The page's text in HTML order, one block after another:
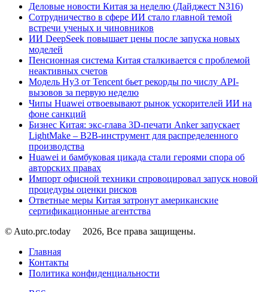
Деловые новости Китая за неделю (Дайджест N316)
Сотрудничество в сфере ИИ стало главной темой
встречи ученых и чиновников
ИИ DeepSeek повышает цены после запуска новых
моделей
Пенсионная система Китая сталкивается с проблемой
неактивных счетов
Модель Hy3 от Tencent бьет рекорды по числу API-
вызовов за первую неделю
Чипы Huawei отвоевывают рынок ускорителей ИИ на
фоне санкций
Бизнес Китая: экс-глава 3D-печати Anker запускает
LightMake – B2B-инструмент для распределенного
производства
Huawei и бамбуковая цикада стали героями спора об
авторских правах
Импорт офисной техники спровоцировал запуск новой
процедуры оценки рисков
Ответные меры Китая затронут американские
сертификационные агентства
© Auto.prc.today
2026, Все права защищены.
Главная
Контакты
Политика конфиденциальности